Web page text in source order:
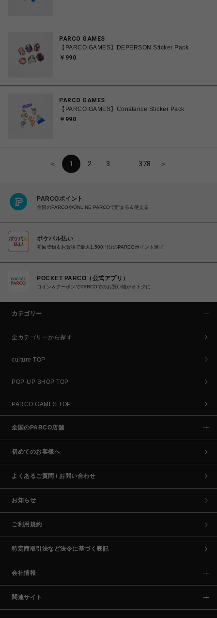
PARCO GAMES
【PARCO GAMES】DEPERSON Sticker Pack
￥990
PARCO GAMES
【PARCO GAMES】Constance Sticker Pack
￥990
＜ 1 2 3 378 ＞
PARCOポイント
全国のPARCOやONLINE PARCOで貯まる＆使える
ポケパル払い
初回登録＆お買物で最大1,500円分のPARCOポイント進呈
POCKET PARCO（公式アプリ）
コイン＆クーポンでPARCOでのお買い物がオトクに
カテゴリー
全カテゴリーから探す
culture TOP
POP-UP SHOP TOP
PARCO GAMES TOP
全国のPARCO店舗
初めてのお客様へ
よくあるご質問 / お問い合わせ
お知らせ
ご利用規約
特定商取引法など法令に基づく表記
会社情報
関連サイト